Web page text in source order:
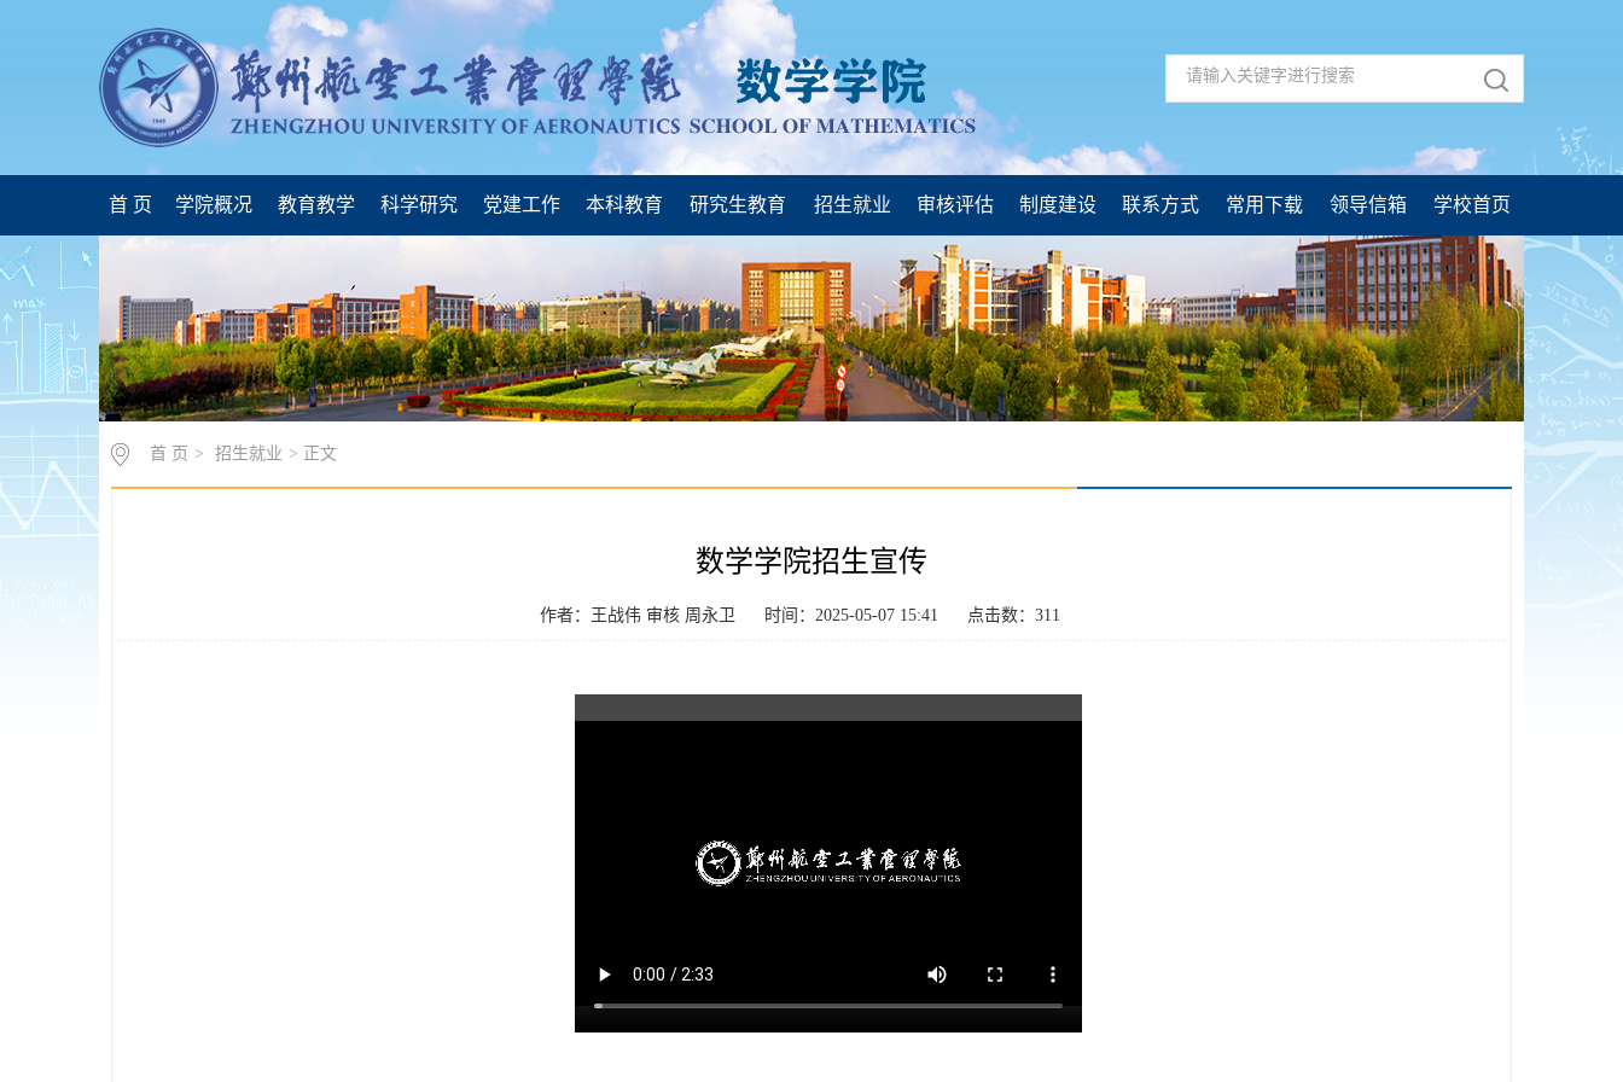
首 页 学院概况 教育教学 科学研究 党建工作 本科教育 研究生教育 招生就业 审核评估 制度建设 联系方式 常用下载 领导信箱 学校首页
首 页 > 招生就业 > 正文
数学学院招生宣传
作者：王战伟 审核 周永卫 时间：2025-05-07 15:41 点击数： 311